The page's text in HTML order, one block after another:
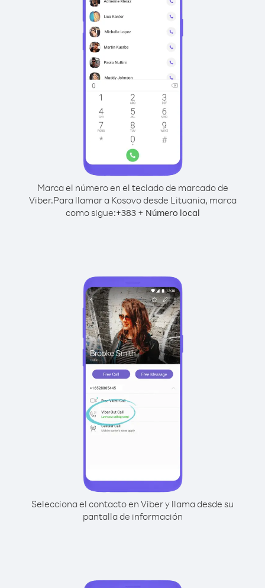
Marca el número en el teclado de marcado de
Viber.Para llamar a Kosovo desde Lituania, marca
como sigue:+383+ Número local
Selecciona el contacto en Viber y llama desde su
pantalla de información